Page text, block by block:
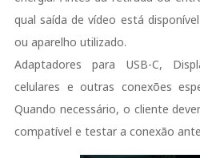
qual saída de vídeo está
ou aparelho utilizado.
Adaptadores para USB-C,
celulares e outras conexões
Quando necessário, o cliente
compatível e testar a conexão